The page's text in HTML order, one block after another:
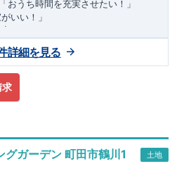
「おうち時間を充実させたい！」
いい！」
もありかも！」
火・水曜日定休日、年末年始休み）
！全棟標準搭載
器・宅配ボックス・玄関電子キー・
ります！
く
「いい家を作って、きちんと手
求
詳細を見る
グガーデン 町田市鶴川1
土地